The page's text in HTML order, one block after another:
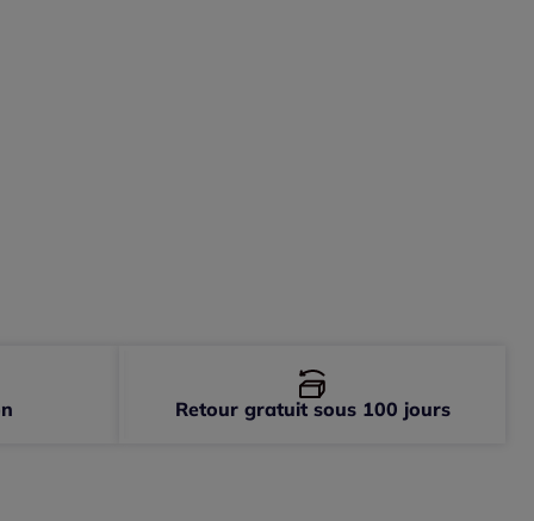
Retour gratuit sous 100 jours